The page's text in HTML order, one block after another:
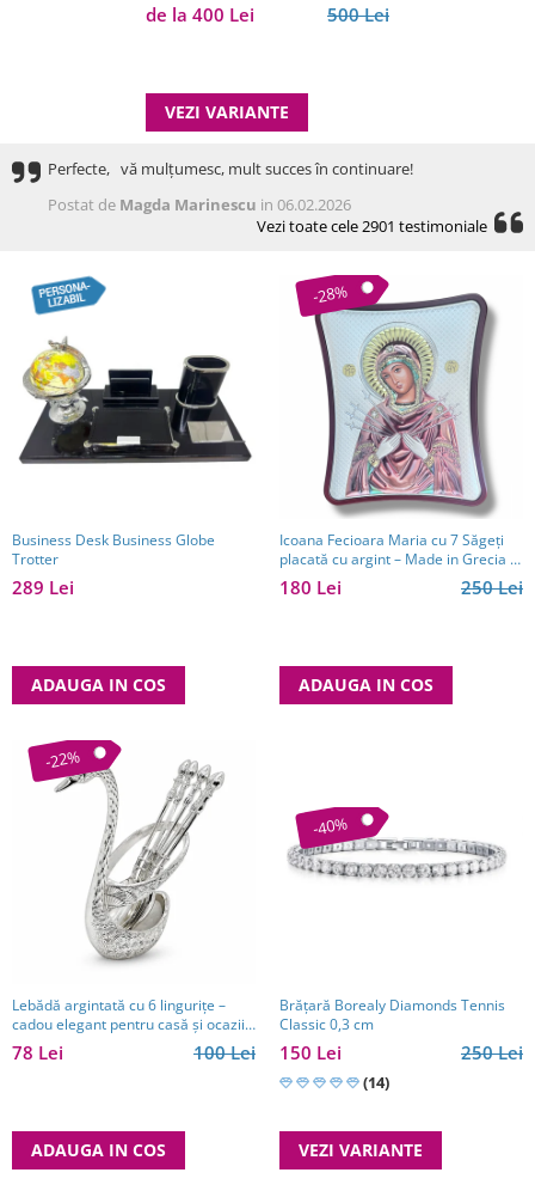
500 Lei
de la 400 Lei
VEZI VARIANTE
Perfecte, vă mulțumesc, mult succes în continuare!
Postat de Magda Marinescu in 06.02.2026
Vezi toate cele 2901 testimoniale
Business Desk Business Globe
Trotter
289 Lei
ADAUGA IN COS
-28%
Icoana Fecioara Maria cu 7 Săgeți
placată cu argint – Made in Grecia –
16 x 20 cm:
250 Lei
180 Lei
ADAUGA IN COS
-22%
Lebădă argintată cu 6 lingurițe –
cadou elegant pentru casă și ocazii
speciale
100 Lei
78 Lei
ADAUGA IN COS
-40%
Brăţară Borealy Diamonds Tennis
Classic 0,3 cm
250 Lei
150 Lei
(14)
VEZI VARIANTE